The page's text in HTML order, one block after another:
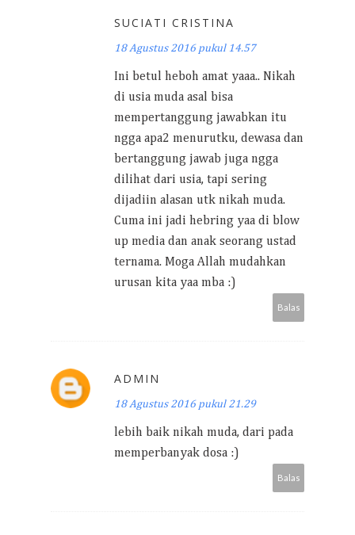
SUCIATI CRISTINA
18 Agustus 2016 pukul 14.57
Ini betul heboh amat yaaa.. Nikah
di usia muda asal bisa
mempertanggung jawabkan itu
ngga apa2 menurutku, dewasa dan
bertanggung jawab juga ngga
dilihat dari usia, tapi sering
dijadiin alasan utk nikah muda.
Cuma ini jadi hebring yaa di blow
up media dan anak seorang ustad
ternama. Moga Allah mudahkan
urusan kita yaa mba :)
Balas
ADMIN
18 Agustus 2016 pukul 21.29
lebih baik nikah muda, dari pada
memperbanyak dosa :)
Balas